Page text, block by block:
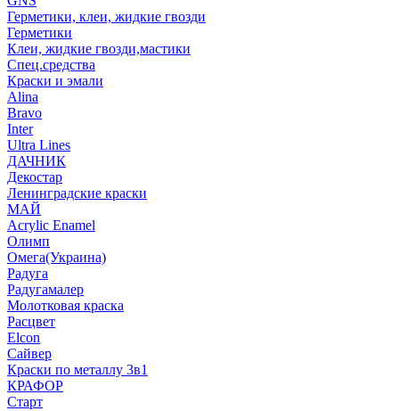
Герметики, клеи, жидкие гвозди
Герметики
Клеи, жидкие гвозди,мастики
Спец.средства
Краски и эмали
Alina
Bravo
Inter
Ultra Lines
ДАЧНИК
Декостар
Ленинградские краски
МАЙ
Acrylic Enamel
Олимп
Омега(Украина)
Радуга
Радугамалер
Молотковая краска
Расцвет
Elcon
Сайвер
Краски по металлу 3в1
КРАФОР
Старт